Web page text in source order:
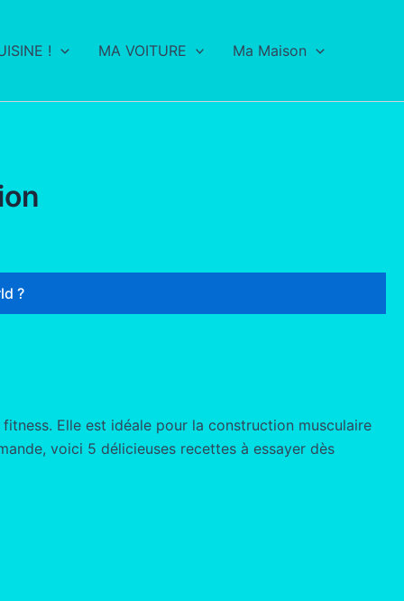
! MA VOITURE Ma Maison
?
Elle est idéale pour la construction musculaire
voici 5 délicieuses recettes à essayer dès